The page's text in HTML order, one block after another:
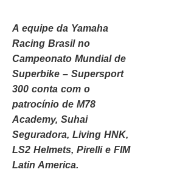
A equipe da Yamaha
Racing Brasil no
Campeonato Mundial de
Superbike – Supersport
300 conta com o
patrocínio de M78
Academy, Suhai
Seguradora, Living HNK,
LS2 Helmets, Pirelli e FIM
Latin America.